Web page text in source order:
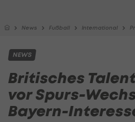
News Fußball International
NEWS
Britisches
vor Spurs-
Bayern-